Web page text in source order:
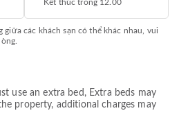
Kết thúc trong 12.00
giữa các khách sạn có thể khác nhau, vui
use an extra bed, Extra beds may
property, additional charges may